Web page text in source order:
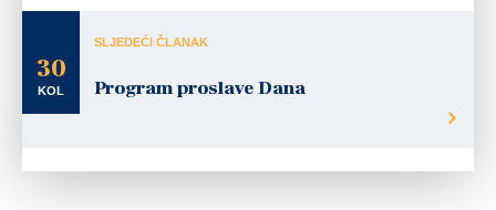
30
KOL
SLJEDEĆI ČLANAK
Program proslave Dana